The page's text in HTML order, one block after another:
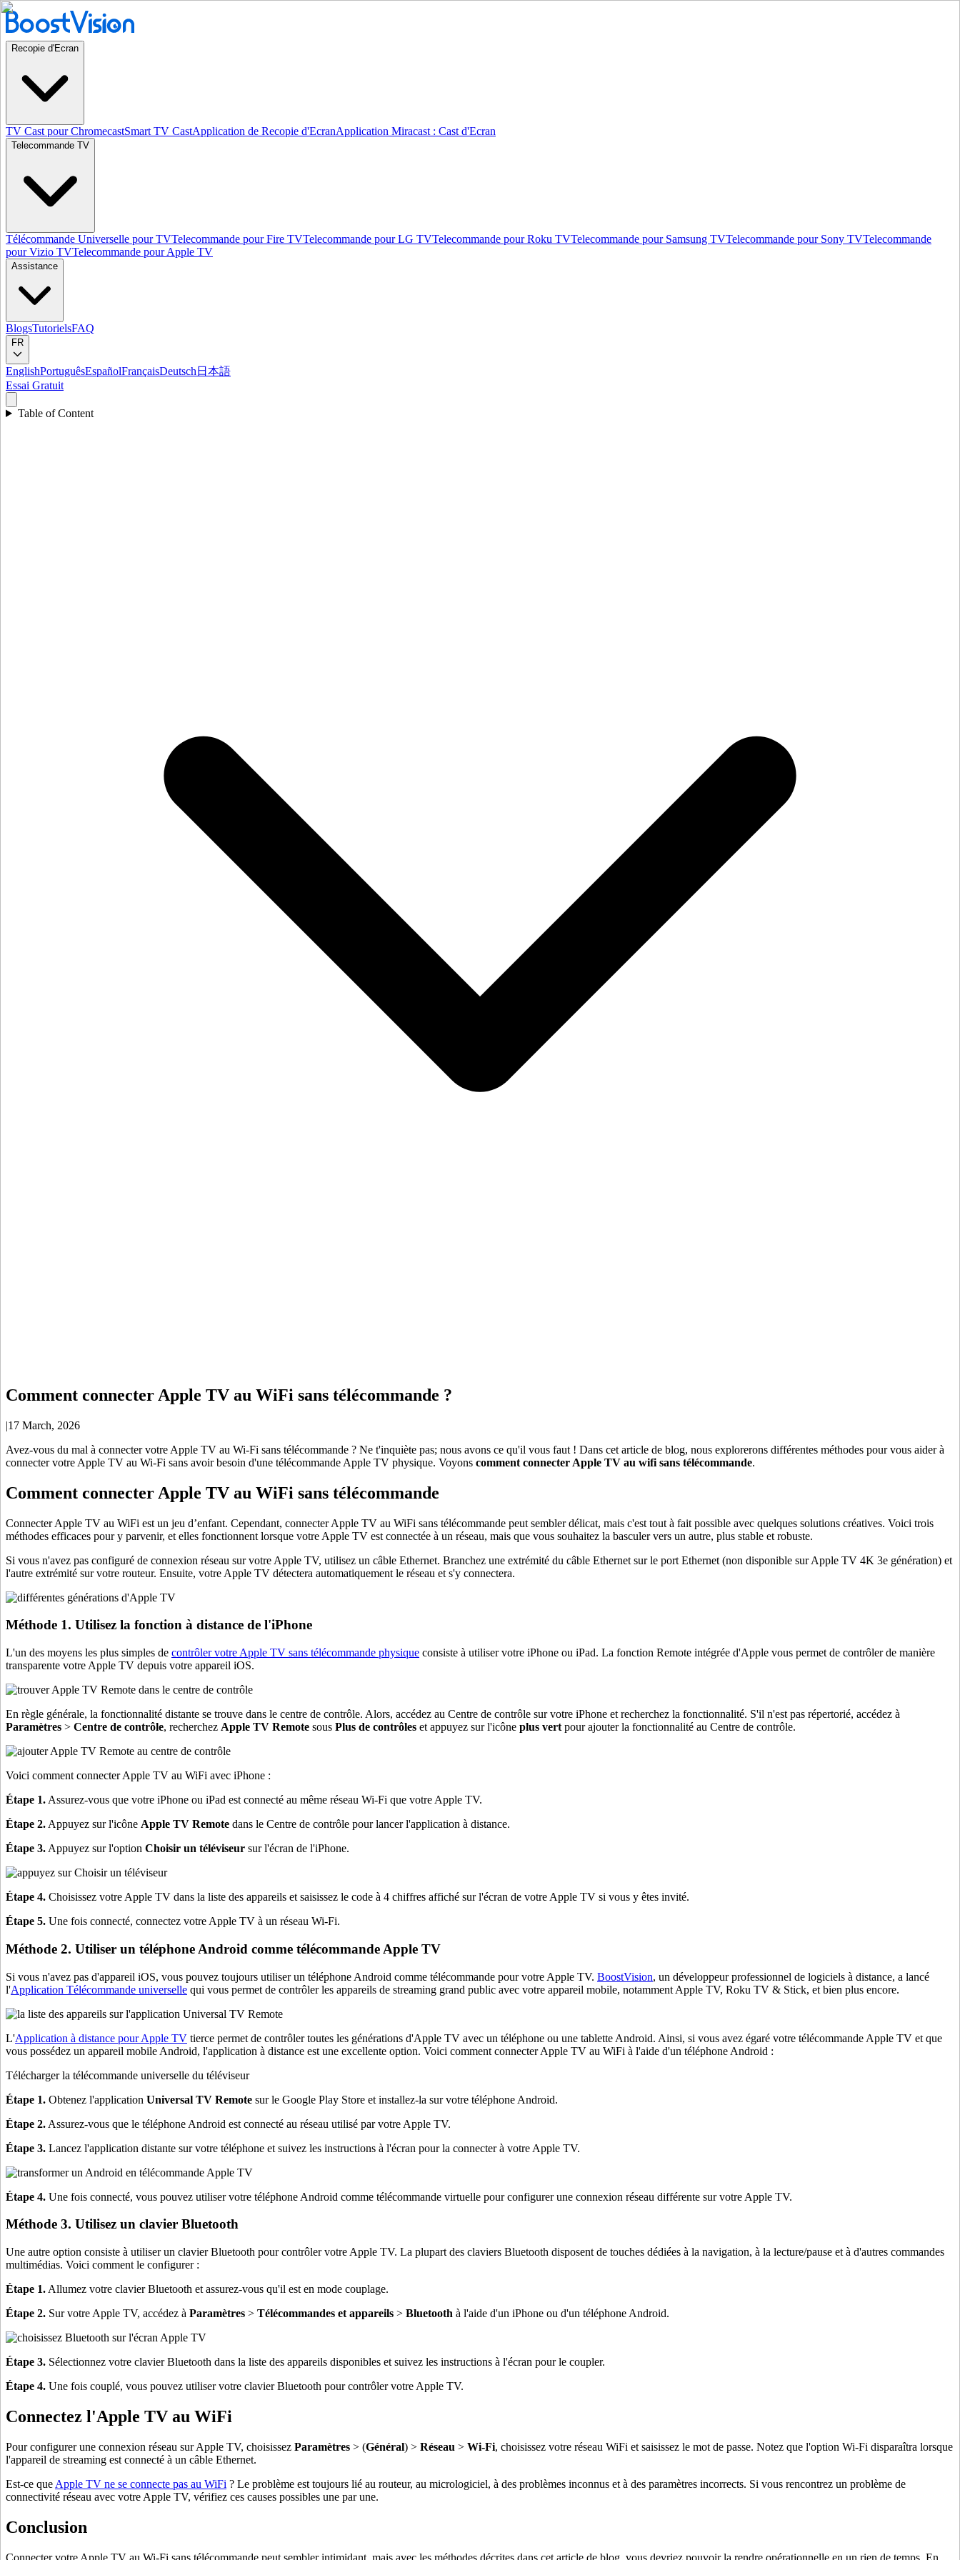
Recopie d'Ecran
TV Cast pour ChromecastSmart TV CastApplication de Recopie d'EcranApplication Miracast : Cast d'Ecran
Telecommande TV
Télécommande Universelle pour TVTelecommande pour Fire TVTelecommande pour LG TVTelecommande pour Roku TVTelecommande pour Samsung TVTelecommande pour Sony TVTelecommande
pour Vizio TVTelecommande pour Apple TV
Assistance
BlogsTutorielsFAQ
FR
EnglishPortuguêsEspañolFrançaisDeutsch 日本語
Essai Gratuit
Table of Content
Comment connecter Apple TV au WiFi sans télécommande ?
|17 March, 2026
Avez-vous du mal à connecter votre Apple TV au Wi-Fi sans télécommande ? Ne t'inquiète pas; nous avons ce qu'il vous faut ! Dans cet article de blog, nous explorerons différentes méthodes pour vous aider à
connecter votre Apple TV au Wi-Fi sans avoir besoin d'une télécommande Apple TV physique. Voyons comment connecter Apple TV au wifi sans télécommande.
Comment connecter Apple TV au WiFi sans télécommande
Connecter Apple TV au WiFi est un jeu d’enfant. Cependant, connecter Apple TV au WiFi sans télécommande peut sembler délicat, mais c'est tout à fait possible avec quelques solutions créatives. Voici trois
méthodes efficaces pour y parvenir, et elles fonctionnent lorsque votre Apple TV est connectée à un réseau, mais que vous souhaitez la basculer vers un autre, plus stable et robuste.
Si vous n'avez pas configuré de connexion réseau sur votre Apple TV, utilisez un câble Ethernet. Branchez une extrémité du câble Ethernet sur le port Ethernet (non disponible sur Apple TV 4K 3e génération) et
l'autre extrémité sur votre routeur. Ensuite, votre Apple TV détectera automatiquement le réseau et s'y connectera.
Méthode 1. Utilisez la fonction à distance de l'iPhone
L'un des moyens les plus simples de contrôler votre Apple TV sans télécommande physique consiste à utiliser votre iPhone ou iPad. La fonction Remote intégrée d'Apple vous permet de contrôler de manière
transparente votre Apple TV depuis votre appareil iOS.
En règle générale, la fonctionnalité distante se trouve dans le centre de contrôle. Alors, accédez au Centre de contrôle sur votre iPhone et recherchez la fonctionnalité. S'il n'est pas répertorié, accédez à
Paramètres > Centre de contrôle, recherchez Apple TV Remote sous Plus de contrôles et appuyez sur l'icône plus vert pour ajouter la fonctionnalité au Centre de contrôle.
Voici comment connecter Apple TV au WiFi avec iPhone :
Étape 1. Assurez-vous que votre iPhone ou iPad est connecté au même réseau Wi-Fi que votre Apple TV.
Étape 2. Appuyez sur l'icône Apple TV Remote dans le Centre de contrôle pour lancer l'application à distance.
Étape 3. Appuyez sur l'option Choisir un téléviseur sur l'écran de l'iPhone.
Étape 4. Choisissez votre Apple TV dans la liste des appareils et saisissez le code à 4 chiffres affiché sur l'écran de votre Apple TV si vous y êtes invité.
Étape 5. Une fois connecté, connectez votre Apple TV à un réseau Wi-Fi.
Méthode 2. Utiliser un téléphone Android comme télécommande Apple TV
Si vous n'avez pas d'appareil iOS, vous pouvez toujours utiliser un téléphone Android comme télécommande pour votre Apple TV. BoostVision, un développeur professionnel de logiciels à distance, a lancé
l'Application Télécommande universelle qui vous permet de contrôler les appareils de streaming grand public avec votre appareil mobile, notamment Apple TV, Roku TV & Stick, et bien plus encore.
L'Application à distance pour Apple TV tierce permet de contrôler toutes les générations d'Apple TV avec un téléphone ou une tablette Android. Ainsi, si vous avez égaré votre télécommande Apple TV et que
vous possédez un appareil mobile Android, l'application à distance est une excellente option. Voici comment connecter Apple TV au WiFi à l'aide d'un téléphone Android :
Télécharger la télécommande universelle du téléviseur
Étape 1. Obtenez l'application Universal TV Remote sur le Google Play Store et installez-la sur votre téléphone Android.
Étape 2. Assurez-vous que le téléphone Android est connecté au réseau utilisé par votre Apple TV.
Étape 3. Lancez l'application distante sur votre téléphone et suivez les instructions à l'écran pour la connecter à votre Apple TV.
Étape 4. Une fois connecté, vous pouvez utiliser votre téléphone Android comme télécommande virtuelle pour configurer une connexion réseau différente sur votre Apple TV.
Méthode 3. Utilisez un clavier Bluetooth
Une autre option consiste à utiliser un clavier Bluetooth pour contrôler votre Apple TV. La plupart des claviers Bluetooth disposent de touches dédiées à la navigation, à la lecture/pause et à d'autres commandes
multimédias. Voici comment le configurer :
Étape 1. Allumez votre clavier Bluetooth et assurez-vous qu'il est en mode couplage.
Étape 2. Sur votre Apple TV, accédez à Paramètres > Télécommandes et appareils > Bluetooth à l'aide d'un iPhone ou d'un téléphone Android.
Étape 3. Sélectionnez votre clavier Bluetooth dans la liste des appareils disponibles et suivez les instructions à l'écran pour le coupler.
Étape 4. Une fois couplé, vous pouvez utiliser votre clavier Bluetooth pour contrôler votre Apple TV.
Connectez l'Apple TV au WiFi
Pour configurer une connexion réseau sur Apple TV, choisissez Paramètres > (Général) > Réseau > Wi-Fi, choisissez votre réseau WiFi et saisissez le mot de passe. Notez que l'option Wi-Fi disparaîtra lorsque
l'appareil de streaming est connecté à un câble Ethernet.
Est-ce que Apple TV ne se connecte pas au WiFi ? Le problème est toujours lié au routeur, au micrologiciel, à des problèmes inconnus et à des paramètres incorrects. Si vous rencontrez un problème de
connectivité réseau avec votre Apple TV, vérifiez ces causes possibles une par une.
Conclusion
Connecter votre Apple TV au Wi-Fi sans télécommande peut sembler intimidant, mais avec les méthodes décrites dans cet article de blog, vous devriez pouvoir la rendre opérationnelle en un rien de temps. En